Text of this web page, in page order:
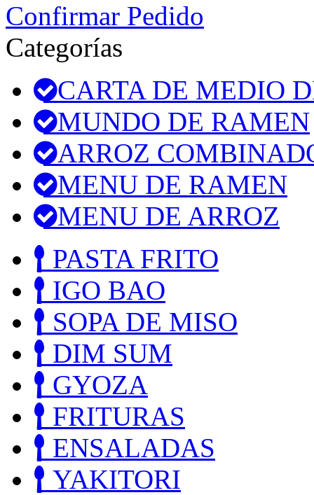
Confirmar Pedido
Categorías
CARTA DE MEDIO
MUNDO DE RAMEN
ARROZ
MENU DE RAMEN
MENU DE ARROZ
PASTA FRITO
IGO BAO
SOPA DE MISO
DIM SUM
GYOZA
FRITURAS
ENSALADAS
YAKITORI